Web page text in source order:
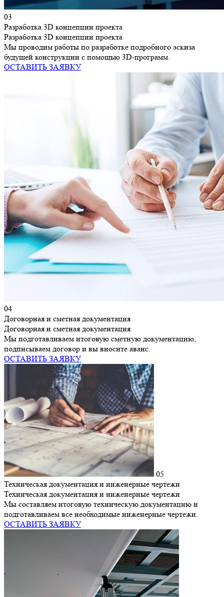
03
Разработка 3D концепции проекта
Разработка 3D концепции проекта
Мы проводим работы по разработке подробного эскиза
будущей конструкции с помощью 3D-программ.
ОСТАВИТЬ ЗАЯВКУ
04
Договорная и сметная документация
Договорная и сметная документация
Мы подготавливаем итоговую сметную документацию,
подписываем договор и вы вносите аванс.
ОСТАВИТЬ ЗАЯВКУ
05
Техническая документация и инженерные чертежи
Техническая документация и инженерные чертежи
Мы составляем итоговую техническую документацию и
подготавливаем все необходимые инженерные чертежи.
ОСТАВИТЬ ЗАЯВКУ